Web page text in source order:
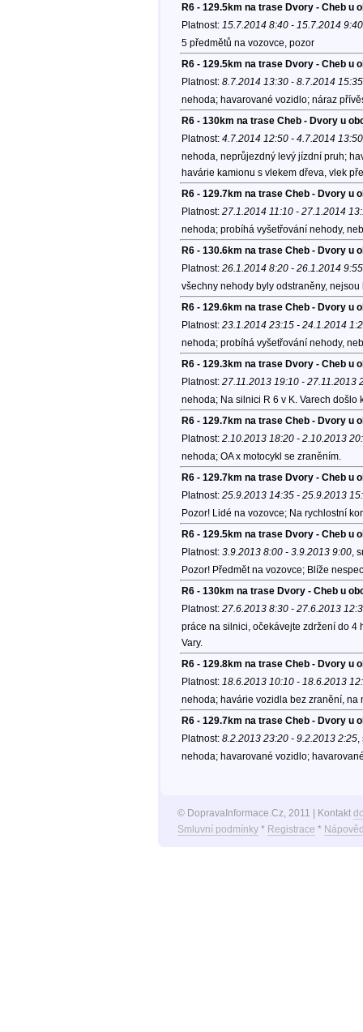
R6 - 129.5km na trase Dvory - Cheb u
Platnost: 15.7.2014 8:40 - 15.7.2014 9:40
5 předmětů na vozovce, pozor
R6 - 129.5km na trase Dvory - Cheb u
Platnost: 8.7.2014 13:30 - 8.7.2014 15:35
nehoda; havarované vozidlo; náraz
R6 - 130km na trase Cheb - Dvory u
Platnost: 4.7.2014 12:50 - 4.7.2014 13:50
nehoda, neprůjezdný levý jízdní pruh;
havárie kamionu s vlekem dřeva, vlek
R6 - 129.7km na trase Cheb - Dvory u
Platnost: 27.1.2014 11:10 - 27.1.2014
nehoda; probíhá vyšetřování nehody,
R6 - 130.6km na trase Cheb - Dvory u
Platnost: 26.1.2014 8:20 - 26.1.2014 9:55
všechny nehody byly odstraněny,
R6 - 129.6km na trase Cheb - Dvory u
Platnost: 23.1.2014 23:15 - 24.1.2014
nehoda; probíhá vyšetřování nehody,
R6 - 129.3km na trase Dvory - Cheb u
Platnost: 27.11.2013 19:10 - 27.11.2013
nehoda; Na silnici R 6 v K. Varech došlo
R6 - 129.7km na trase Cheb - Dvory u
Platnost: 2.10.2013 18:20 - 2.10.2013
nehoda; OA x motocykl se zraněním.
R6 - 129.7km na trase Dvory - Cheb u
Platnost: 25.9.2013 14:35 - 25.9.2013
Pozor! Lidé na vozovce; Na rychlostní
R6 - 129.5km na trase Dvory - Cheb u
Platnost: 3.9.2013 8:00 - 3.9.2013 9:00,
Pozor! Předmět na vozovce; Blíže
R6 - 130km na trase Dvory - Cheb u
Platnost: 27.6.2013 8:30 - 27.6.2013
práce na silnici, očekávejte zdržení do 4
Vary.
R6 - 129.8km na trase Cheb - Dvory u
Platnost: 18.6.2013 10:10 - 18.6.2013
nehoda; havárie vozidla bez zranění, na
R6 - 129.7km na trase Cheb - Dvory u
Platnost: 8.2.2013 23:20 - 9.2.2013 2:25,
nehoda; havarované vozidlo;
© DopravaInformace.Cz, 2011 | Kontakt
Smluvní podmínky* Registrace *